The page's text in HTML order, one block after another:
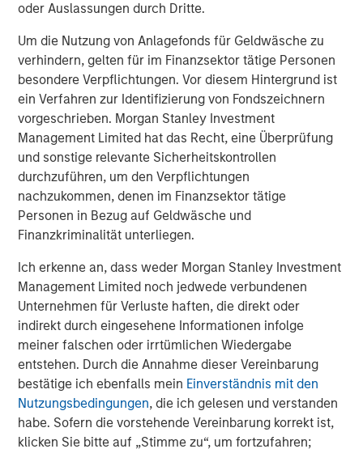
oder Auslassungen durch Dritte.
Um die Nutzung von Anlagefonds für Geldwäsche zu
verhindern, gelten für im Finanzsektor tätige Personen
besondere Verpflichtungen. Vor diesem Hintergrund ist
ein Verfahren zur Identifizierung von Fondszeichnern
vorgeschrieben. Morgan Stanley Investment
Management Limited hat das Recht, eine Überprüfung
und sonstige relevante Sicherheitskontrollen
durchzuführen, um den Verpflichtungen
nachzukommen, denen im Finanzsektor tätige
Personen in Bezug auf Geldwäsche und
Finanzkriminalität unterliegen.
Ich erkenne an, dass weder Morgan Stanley Investment
Management Limited noch jedwede verbundenen
Unternehmen für Verluste haften, die direkt oder
indirekt durch eingesehene Informationen infolge
meiner falschen oder irrtümlichen Wiedergabe
entstehen. Durch die Annahme dieser Vereinbarung
bestätige ich ebenfalls mein Einverständnis mit den
Nutzungsbedingungen, die ich gelesen und verstanden
habe. Sofern die vorstehende Vereinbarung korrekt ist,
klicken Sie bitte auf „Stimme zu“, um fortzufahren;
ARTIKEL
The MSIM Quantitative Duration
Strategy Model: A Factor-Based
Approach to Managing Interest Rates
Anton Heese and Matas Vala explore the
Quantitative Duration Strategy Model, one of the
proprietary tools the team uses to enhance their
investment process, as it helps provide structure
and rigour with identifying and processing
relevant and important data.
05-AUG-2026
Risk Considerations
Diversificationdoes not eliminate the risk of loss.